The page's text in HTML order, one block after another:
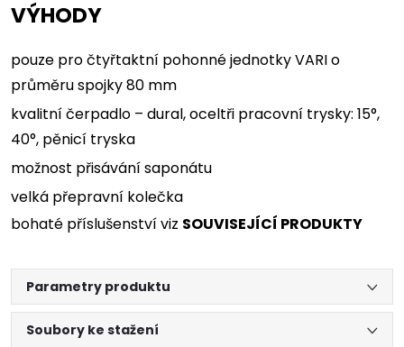
VÝHODY
pouze pro čtyřtaktní pohonné jednotky VARI o
průměru spojky 80 mm
kvalitní čerpadlo – dural, oceltři pracovní trysky: 15°,
40°, pěnicí tryska
možnost přisávání saponátu
velká přepravní kolečka
bohaté příslušenství viz SOUVISEJÍCÍ PRODUKTY
Parametry produktu
Soubory ke stažení